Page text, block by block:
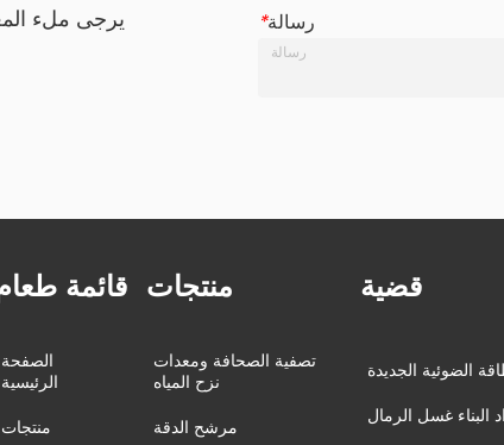
يرجى ملء
*رسالة
قائمة منتجات
الصفحة
الرئيسية
منتجات
تصفية الصحافة ومعدات
نزح المياه
مرشح الدقة
قضية
الضوئية الجديدة
البناء غسل الرمال